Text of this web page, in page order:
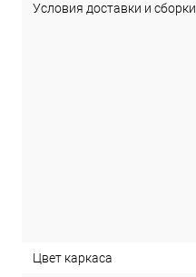
Условия доставки и сборки
Цвет каркаса